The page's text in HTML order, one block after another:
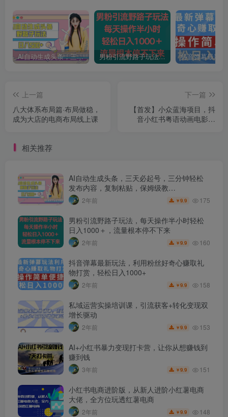
AI自动生成头条，三天必起号，三分钟轻松发布内容，复制粘贴，保姆级教… 男粉引流野路子玩法，每天操作半小时轻松日入1000＋，流量根本停不下来
上一篇
八大体系布局篇·布局做稳，
成为大店的电商布局线上课
下一篇
【首发】小众蓝海项目，抖
音小红书粤语动画电影玩
相关推荐
AI自动生成头条，三天必起号，三分钟轻松
发布内容，复制粘贴，保姆级教…
2年前 ￥9.9 175
男粉引流野路子玩法，每天操作半小时轻松
日入1000＋，流量根本停不下来
2年前 ￥9.9 160
抖音弹幕最新玩法，利用粉丝好奇心赚取礼
物打赏，轻松日入1000+
2年前 ￥9.9 158
私域运营实操培训课，引流获客+转化变现双
增长驱动
2年前 ￥9.9 153
AI+小红书暴力变现打卡营，让你从想赚钱到
赚到钱
3年前 ￥9.9 151
小红书电商进阶版，从新人进阶小红薯电商
大佬，全方位玩透红薯电商
2年前 ￥9.9 148